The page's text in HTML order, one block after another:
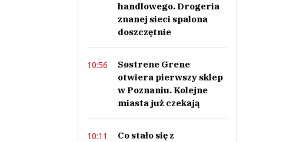
handlowego. Drogeria
znanej sieci spalona
doszczętnie
10:56
Søstrene Grene
otwiera pierwszy sklep
w Poznaniu. Kolejne
miasta już czekają
10:11
Co stało się z